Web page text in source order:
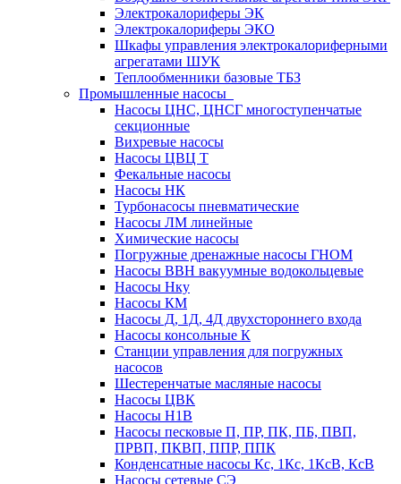
Электрокалориферы ЭК
Электрокалориферы ЭКО
Шкафы управления электрокалориферными
агрегатами ШУК
Теплообменники базовые ТБЗ
Промышленные насосы
Насосы ЦНС, ЦНСГ многоступенчатые
секционные
Вихревые насосы
Насосы ЦВЦ Т
Фекальные насосы
Насосы НК
Турбонасосы пневматические
Насосы ЛМ линейные
Химические насосы
Погружные дренажные насосы ГНОМ
Насосы ВВН вакуумные водокольцевые
Насосы Нку
Насосы КМ
Насосы Д, 1Д, 4Д двухстороннего входа
Насосы консольные К
Станции управления для погружных
насосов
Шестеренчатые масляные насосы
Насосы ЦВК
Насосы Н1В
Насосы песковые П, ПР, ПК, ПБ, ПВП,
ПРВП, ПКВП, ППР, ППК
Конденсатные насосы Кс, 1Кс, 1КсВ, КсВ
Насосы сетевые СЭ